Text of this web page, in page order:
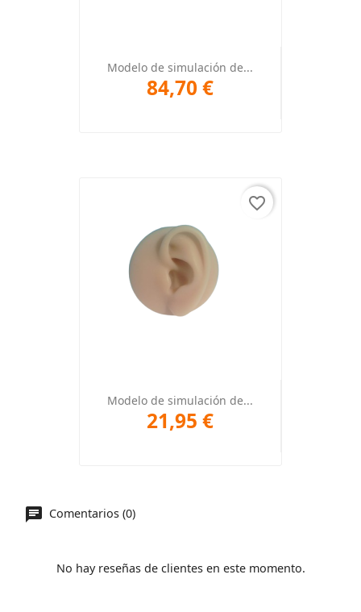
Modelo de simulación de...
84,70 €
Modelo de simulación de...
21,95 €
favorite_border
Comentarios (0)
No hay reseñas de clientes en este momento.